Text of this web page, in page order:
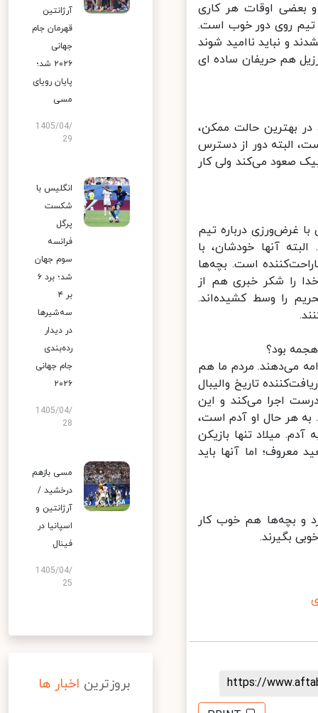
بعضی اوقات هر کاری
روی دور خوب است.
و نباید ناامید شوند
هم حریفان ساده ای
است که ۱۲ تیم برتر دنیا، در بهترین حالت ممکن،
البته دور از دسترس
صعود می‌کند ولی کار
غرض‌ورزی درباره تیم
آنها خودشان، با
است. بچه‌ها
را شکر خبری هم از
را وسط کشیده‌اند.
بود؟
می‌دهند. مردم ما هم
تاریخ والیبال
را درست اجرا می‌کند و این
هر حال او آدم است،
میلاد تنها بازیکن
اما آنها باید
بچه‌ها هم خوب کار
بگیرند.
https://
آرژانتین
قهرمان جام
جهانی
۲۰۲۶ شد؛
پایان رویای
مسی
1405/04/
29
انگلیس با
شکست
پرگل
فرانسه
سوم جهان
شد؛ برد ۶
بر ۴
سه‌شیرها
در دیدار
رده‌بندی
جام جهانی
۲۰۲۶
1405/04/
28
مسی بازهم
درخشید /
آرژانتین و
اسپانیا در
فینال
1405/04/
25
بروزترین اخبار ها